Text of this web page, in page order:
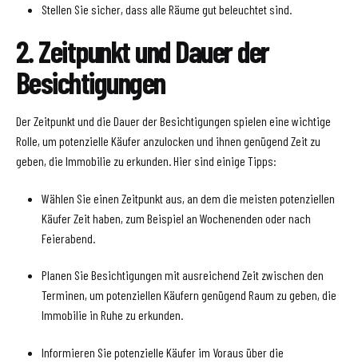
Stellen Sie sicher, dass alle Räume gut beleuchtet sind.
2. Zeitpunkt und Dauer der
Besichtigungen
Der Zeitpunkt und die Dauer der Besichtigungen spielen eine wichtige
Rolle, um potenzielle Käufer anzulocken und ihnen genügend Zeit zu
geben, die Immobilie zu erkunden. Hier sind einige Tipps:
Wählen Sie einen Zeitpunkt aus, an dem die meisten potenziellen
Käufer Zeit haben, zum Beispiel an Wochenenden oder nach
Feierabend.
Planen Sie Besichtigungen mit ausreichend Zeit zwischen den
Terminen, um potenziellen Käufern genügend Raum zu geben, die
Immobilie in Ruhe zu erkunden.
Informieren Sie potenzielle Käufer im Voraus über die